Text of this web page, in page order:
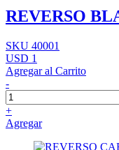
REVERSO
SKU 40001
USD 1
Agregar al Carrito
-
+
Agregar